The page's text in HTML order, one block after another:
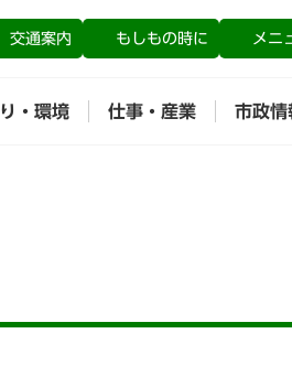
交通案内 もしもの時に メニ
・環境 仕事・産業 市政情